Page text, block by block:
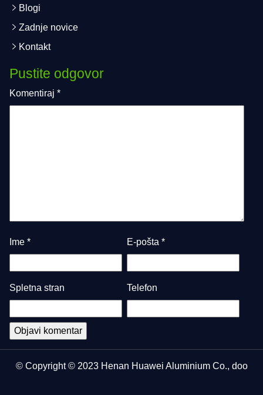
Blogi
Zadnje novice
Kontakt
Pustite odgovor
Komentiraj *
Ime * E-pošta *
Spletna stran Telefon
© Copyright © 2023 Henan Huawei Aluminium Co., doo